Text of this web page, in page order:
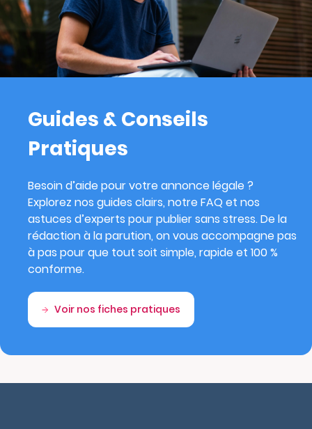
Guides & Conseils
Pratiques
Besoin d’aide pour votre annonce légale ?
Explorez nos guides clairs, notre FAQ et nos
astuces d’experts pour publier sans stress. De la
rédaction à la parution, on vous accompagne pas
à pas pour que tout soit simple, rapide et 100 %
conforme.
Voir nos fiches pratiques